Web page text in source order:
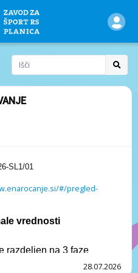
SL1/01
#/pregled-
vrednosti
razdeljen na 3 faze
28.07.2026